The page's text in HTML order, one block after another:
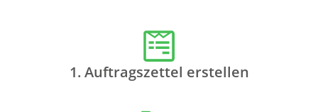
1. Auftragszettel erstellen